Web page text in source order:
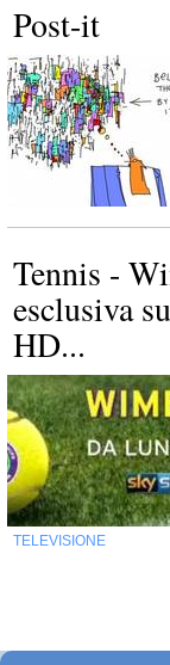
Post-it
Tennis -
esclusiva
HD...
TELEVISIONE